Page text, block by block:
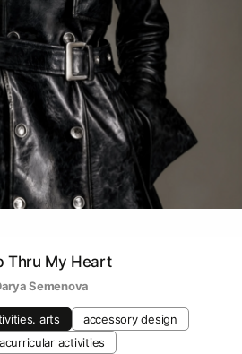
Thru My Heart
Semenova
arts
accessory design
activities